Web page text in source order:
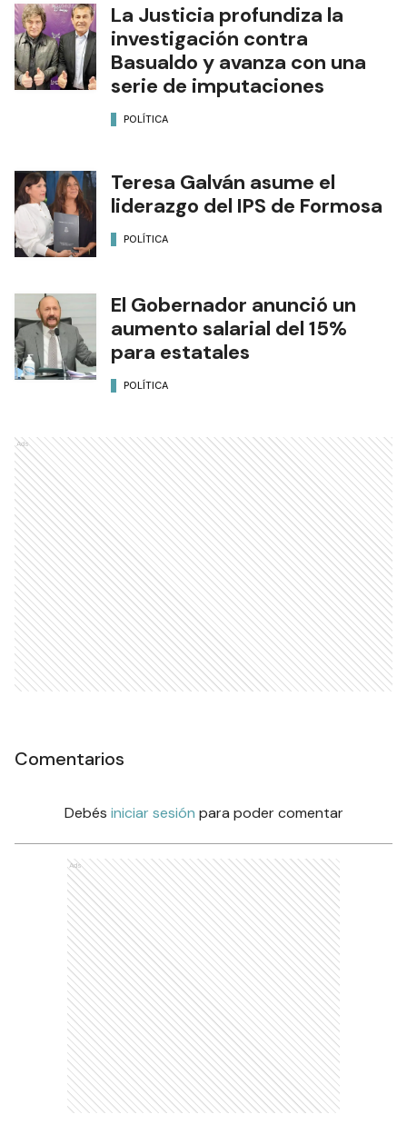
La Justicia profundiza la
investigación contra
Basualdo y avanza con una
serie de imputaciones
POLÍTICA
Teresa Galván asume el
liderazgo del IPS de Formosa
POLÍTICA
El Gobernador anunció un
aumento salarial del 15%
para estatales
POLÍTICA
Ads
Comentarios
Debés iniciar sesión para poder comentar
Ads